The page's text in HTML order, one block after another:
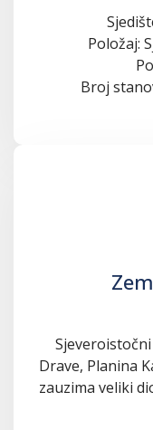
Položaj:
Broj
Drave, Planina
zauzima veliki